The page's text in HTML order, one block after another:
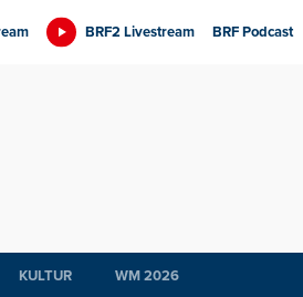
BRF2 Livestream BRF Podcast
KULTUR WM 2026